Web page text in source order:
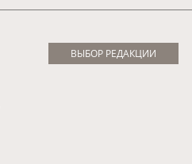
ВЫБОР РЕДАКЦИИ